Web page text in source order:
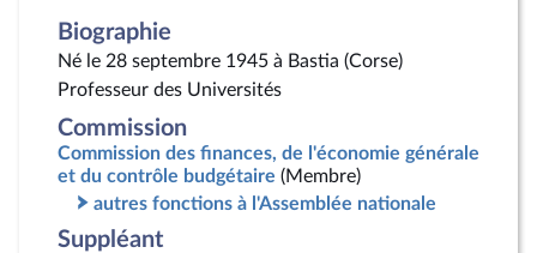
Biographie
Né le 28 septembre 1945 à Bastia (Corse)
Professeur des Universités
Commission
Commission des finances, de l'économie générale
et du contrôle budgétaire (Membre)
autres fonctions à l'Assemblée nationale
Suppléant